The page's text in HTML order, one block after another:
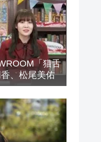
「猫舌
、松尾美佑